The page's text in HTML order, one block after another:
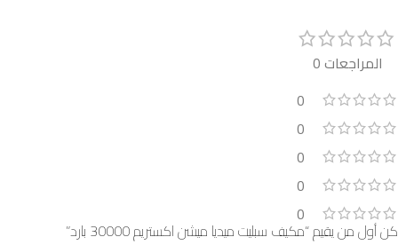
المراجعات 0
0
0
0
0
0
كن أول من يقيم “مكيف سبليت ميديا ميشن اكستريم 30000 بارد”